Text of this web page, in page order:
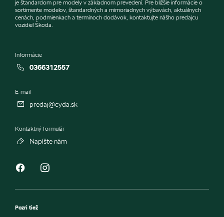
je štandardom pre modely v základnom prevedení. Pre bližšie informácie o
sortimente modelov, štandardných a mimoriadnych výbavách, aktuálnych
cenách, podmienkach a termínoch dodávok, kontaktujte nášho predajcu
vozidiel Škoda.
Informácie
0366312557
E-mail
predaj@cyda.sk
Kontaktný formulár
Napíšte nám
Pozri tiež